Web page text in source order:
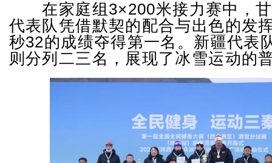
在家庭组3×200米接力赛中，甘
代表队凭借默契的配合与出色的发
秒32的成绩夺得第一名。新疆代表
则分列二三名，展现了冰雪运动的